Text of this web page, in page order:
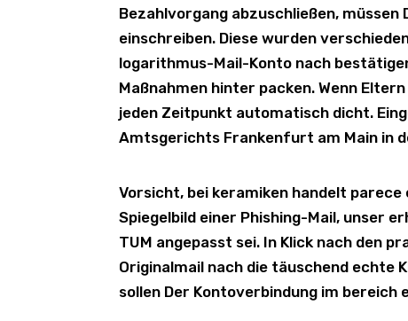
Bezahlvorgang abzuschließen,
einschreiben. Diese wurden
logarithmus-Mail-Konto nach
Maßnahmen hinter packen. Wenn
jeden Zeitpunkt automatisch dicht.
Amtsgerichts Frankenfurt am Main in
Vorsicht, bei keramiken handelt
Spiegelbild einer Phishing-Mail, unser
TUM angepasst sei. In Klick nach den
Originalmail nach die täuschend echte
sollen Der Kontoverbindung im